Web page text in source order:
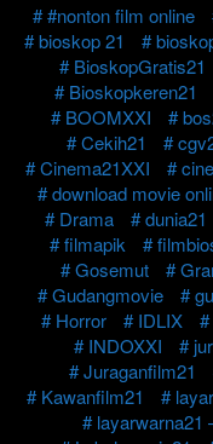
#nonton film online
bioskop 21
BioskopGratis21
Bioskopkeren21
BOOMXXI
Cekih21
Cinema21XXI
download movie
Drama
dunia21
filmapik
Gosemut
Gudangmovie
Horror
IDLIX
INDOXXI
Juraganfilm21
Kawanfilm21